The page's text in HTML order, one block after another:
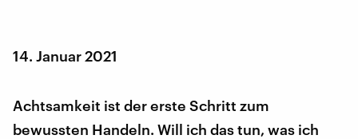
14. Januar 2021
Achtsamkeit ist der erste Schritt zum
bewussten Handeln. Will ich das tun, was ich